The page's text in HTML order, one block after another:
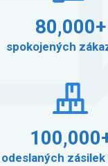
80,000+
spokojených
odeslaných zásilek